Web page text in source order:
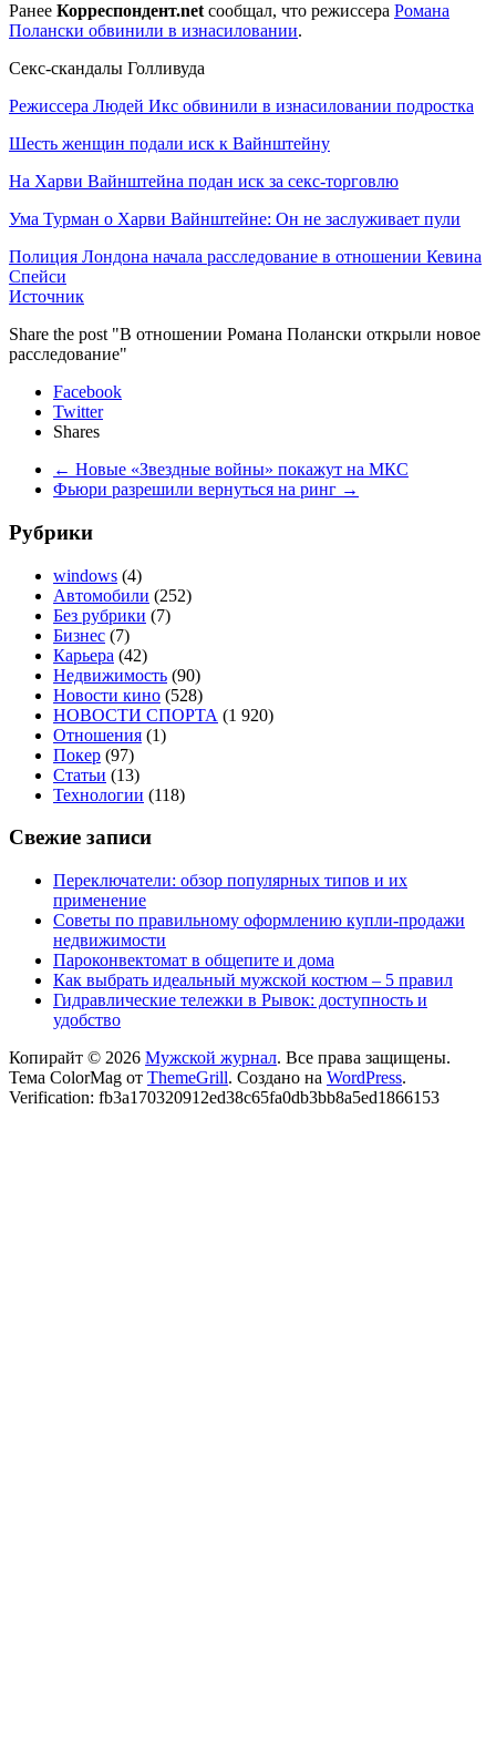
Ранее Корреспондент.net сообщал, что режиссера Романа
Полански обвинили в изнасиловании.
Секс-скандалы Голливуда
Режиссера Людей Икс обвинили в изнасиловании подростка
Шесть женщин подали иск к Вайнштейну
На Харви Вайнштейна подан иск за секс-торговлю
Ума Турман о Харви Вайнштейне: Он не заслуживает пули
Полиция Лондона начала расследование в отношении Кевина
Спейси
Источник
Share the post "В отношении Романа Полански открыли новое
расследование"
Facebook
Twitter
Shares
← Новые «Звездные войны» покажут на МКС
Фьюри разрешили вернуться на ринг →
Рубрики
windows (4)
Автомобили (252)
Без рубрики (7)
Бизнес (7)
Карьера (42)
Недвижимость (90)
Новости кино (528)
НОВОСТИ СПОРТА (1 920)
Отношения (1)
Покер (97)
Статьи (13)
Технологии (118)
Свежие записи
Переключатели: обзор популярных типов и их
применение
Советы по правильному оформлению купли-продажи
недвижимости
Пароконвектомат в общепите и дома
Как выбрать идеальный мужской костюм – 5 правил
Гидравлические тележки в Рывок: доступность и
удобство
Копирайт © 2026 Мужской журнал. Все права защищены.
Тема ColorMag от ThemeGrill. Создано на WordPress.
Verification: fb3a170320912ed38c65fa0db3bb8a5ed1866153